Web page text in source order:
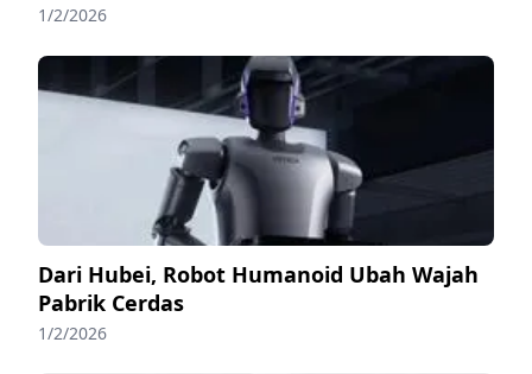
1/2/2026
Dari Hubei, Robot Humanoid Ubah Wajah
Pabrik Cerdas
1/2/2026